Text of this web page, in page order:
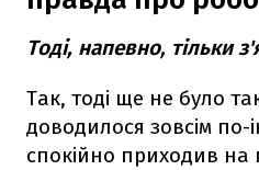
Тоді, напевно, тільки
Так, тоді ще не було
доводилося зовсім по-
спокійно приходив на